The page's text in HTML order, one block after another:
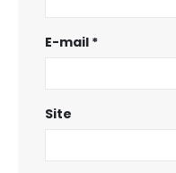
E-mail *
Site